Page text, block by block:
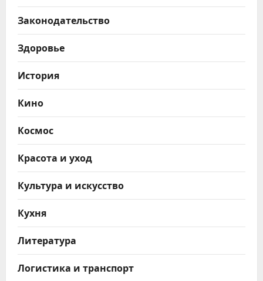
Законодательство
Здоровье
История
Кино
Космос
Красота и уход
Культура и искусство
Кухня
Литература
Логистика и транспорт